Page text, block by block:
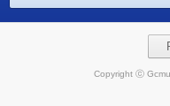
Copyright ⓒ